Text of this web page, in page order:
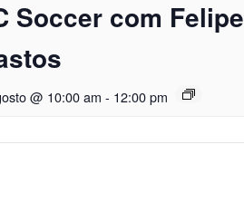
Soccer com Felipe
@ 10:00 am - 12:00 pm